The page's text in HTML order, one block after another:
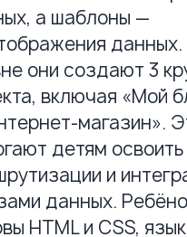
50 проектов
часов
уровень